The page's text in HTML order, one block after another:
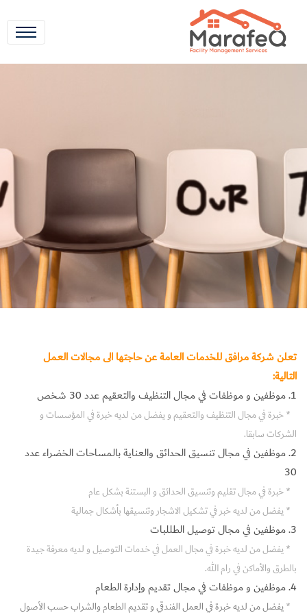
تعلن شركة مرافق للخدمات العامة عن حاجتها الى مجالات العمل
التالية:
1. موظفين و موظفات في مجال التنظيف والتعقيم عدد 30 شخص
* خبرة في مجال التنظيف والتعقيم و يفضل من لديه خبرة في المؤسسات و
الشركات سابقا.
2. موظفين في مجال تنسيق الحدائق والعناية بالمساحات الخضراء عدد
30
* خبرة في مجال تقليم وتنسيق الحدائق و البستنة بشكل عام
* يفضل من لديه خبر في تشكيل الاشجار وتنسيقها بأشكال جمالية
3. موظفين في مجال توصيل الطللبات
*يفضل من لديه خبرة في مجال العمل في خدمات التوصيل و لديه معرفة جيدة
بالطرق والأماكن في رام الله.
4. موظفين و موظفات في مجال تقديم وإدارة الطعام
*يفضل من لديه خبرة في العمل الفندقي و تقديم الطعام والشراب حسب الأصول